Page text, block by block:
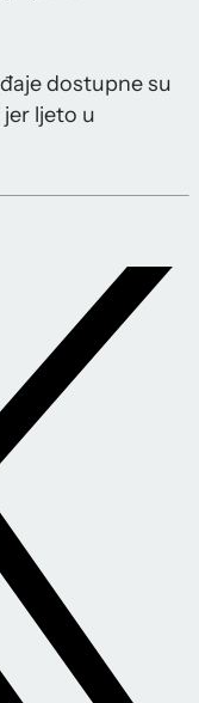
dostupne su
ljeto u